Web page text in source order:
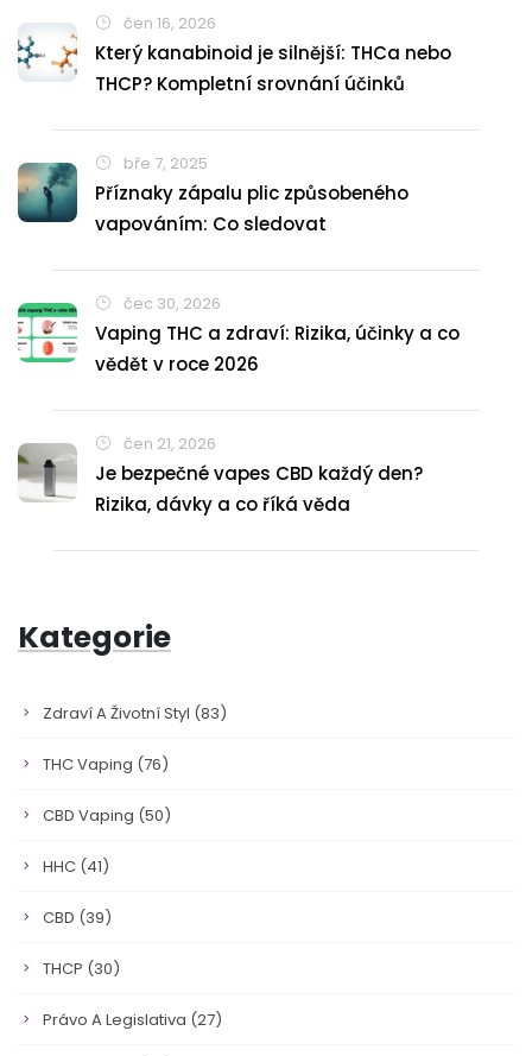
čen 16, 2026
Který kanabinoid je silnější: THCa nebo
THCP? Kompletní srovnání účinků
bře 7, 2025
Příznaky zápalu plic způsobeného
vapováním: Co sledovat
čec 30, 2026
Vaping THC a zdraví: Rizika, účinky a co
vědět v roce 2026
čen 21, 2026
Je bezpečné vapes CBD každý den?
Rizika, dávky a co říká věda
Kategorie
Zdraví A Životní Styl (83)
THC Vaping (76)
CBD Vaping (50)
HHC (41)
CBD (39)
THCP (30)
Právo A Legislativa (27)